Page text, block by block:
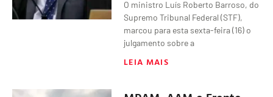
O ministro Luís Roberto Barroso, do
Supremo Tribunal Federal (STF),
marcou para esta sexta-feira (16) o
julgamento sobre a
LEIA MAIS